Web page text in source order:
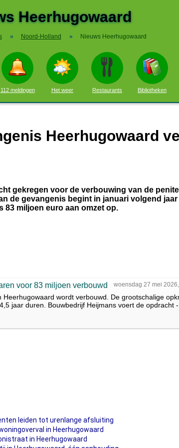
Heerhugowaard
» Noord-Holland » Nieuws Heerhugowaard
112 meldingen Het weer Restaurants Bibliotheken
Heerhugowaard
gekregen voor de verbouwing van de
de gevangenis begint in januari volgend jaar
83 miljoen euro aan omzet op.
woensdag 27 mei
voor 83 miljoen verbouwd
Heerhugowaard wordt verbouwd. De grootschalige
jaar duren. Bouwbedrijf Heijmans voert de opdracht
leiden tot urenlange afsluiting
in Heerhugowaard
in Heerhugowaard